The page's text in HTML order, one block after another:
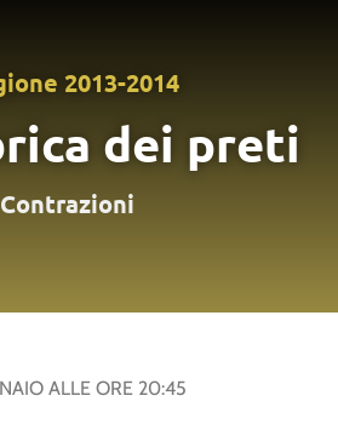
2013-2014
dei preti
Contrazioni
ALLE ORE 20:45